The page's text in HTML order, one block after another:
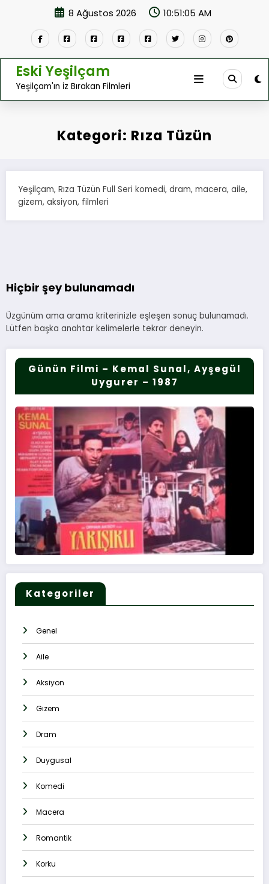
8 Ağustos 2026 10:51:05 AM
Eski Yeşilçam
Yeşilçam'ın İz Bırakan Filmleri
Kategori: Rıza Tüzün
Yeşilçam, Rıza Tüzün Full Seri komedi, dram, macera, aile,
gizem, aksiyon, filmleri
Hiçbir şey bulunamadı
Üzgünüm ama arama kriterinizle eşleşen sonuç bulunamadı.
Lütfen başka anahtar kelimelerle tekrar deneyin.
Günün Filmi – Kemal Sunal, Ayşegül
Uygurer – 1987
Kategoriler
Genel
Aile
Aksiyon
Gizem
Dram
Duygusal
Komedi
Macera
Romantik
Korku